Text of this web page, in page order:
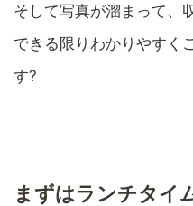
そして写真が溜まって、
できる限りわかりやすく
す?
まずはランチタイ